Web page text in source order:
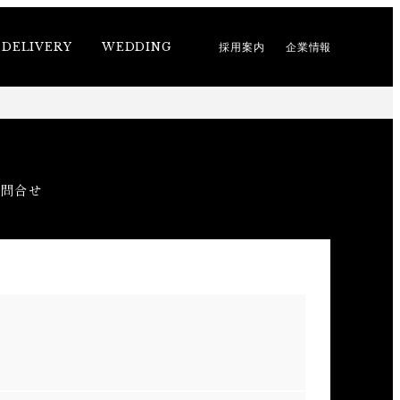
DELIVERY WEDDING 採用案内 企業情報
合せ